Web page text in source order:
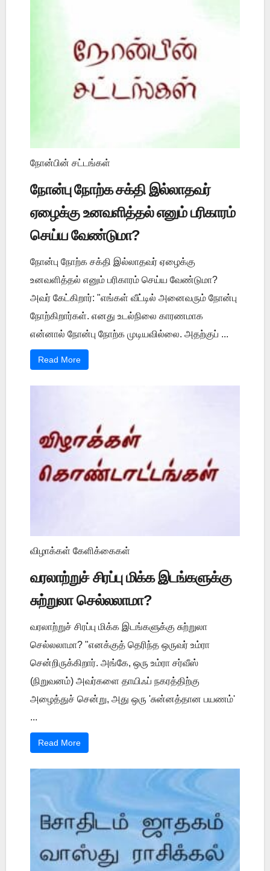
நோன்பின் சட்டங்கள்
நோன்பு நோற்க சக்தி இல்லாதவர்
ஏழைக்கு உனவளித்தல் எனும் பரிகாரம்
செய்ய வேண்டுமா?
நோன்பு நோற்க சக்தி இல்லாதவர் ஏழைக்கு
உனவளித்தல் எனும் பரிகாரம் செய்ய வேண்டுமா?
அவர் கேட்கிறார்: "எங்கள் வீட்டில் அனைவரும் நோன்பு
நோற்கிறார்கள். எனது உடல்நிலை காரணமாக
என்னால் நோன்பு நோற்க முடியவில்லை. அதற்குப் ...
Read More
விழாக்கள் கேளிக்கைகள்
வரலாற்றுச் சிரப்பு மிக்க இடங்களுக்கு
சுற்றுலா செல்லலாமா?
வரலாற்றுச் சிரப்பு மிக்க இடங்களுக்கு சுற்றுலா
செல்லலாமா? "எனக்குத் தெரிந்த ஒருவர் உம்ரா
சென்றிருக்கிறார். அங்கே, ஒரு உம்ரா சர்வீஸ்
(நிறுவனம்) அவர்களை தாயிஃப் நகரத்திற்கு
அழைத்துச் சென்று, அது ஒரு 'சுன்னத்தான பயணம்'
...
Read More